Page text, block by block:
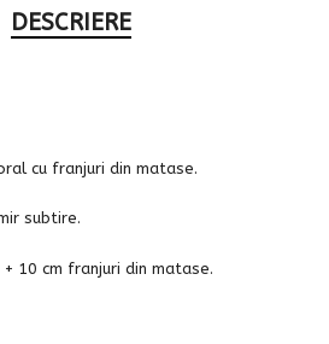
DESCRIERE
cu franjuri din matase.
subtire.
10 cm franjuri din matase.